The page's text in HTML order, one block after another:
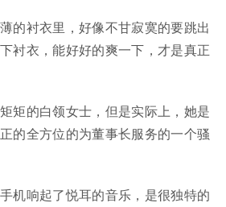
的衬衣里，好像不甘寂寞的要跳出
衬衣，能好好的爽一下，才是真正
矩的白领女士，但是实际上，她是
的全方位的为董事长服务的一个骚
机响起了悦耳的音乐，是很独特的